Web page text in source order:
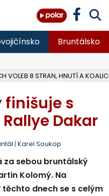
Bruntálsko
VOLEB 8 STRAN, HNUTÍ A KOALIC
finišuje s
Dakar
| Karel Soukop
za sebou bruntálský
Kolomý. Na
dnech se s celým